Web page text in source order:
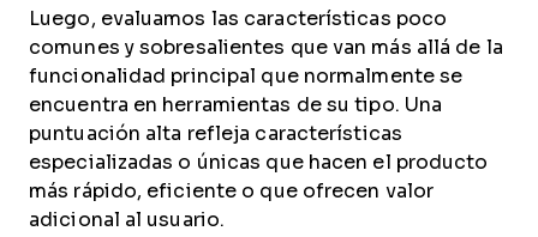
Luego, evaluamos las características poco
comunes y sobresalientes que van más allá de la
funcionalidad principal que normalmente se
encuentra en herramientas de su tipo. Una
puntuación alta refleja características
especializadas o únicas que hacen el producto
más rápido, eficiente o que ofrecen valor
adicional al usuario.